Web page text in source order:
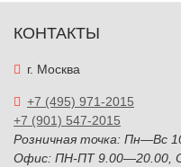
КОНТАКТЫ
г. Москва
+7 (495) 971-2015
+7 (901) 547-2015
Розничная точка: Пн—Вс
Офис: ПН-ПТ 9.00—20.00,